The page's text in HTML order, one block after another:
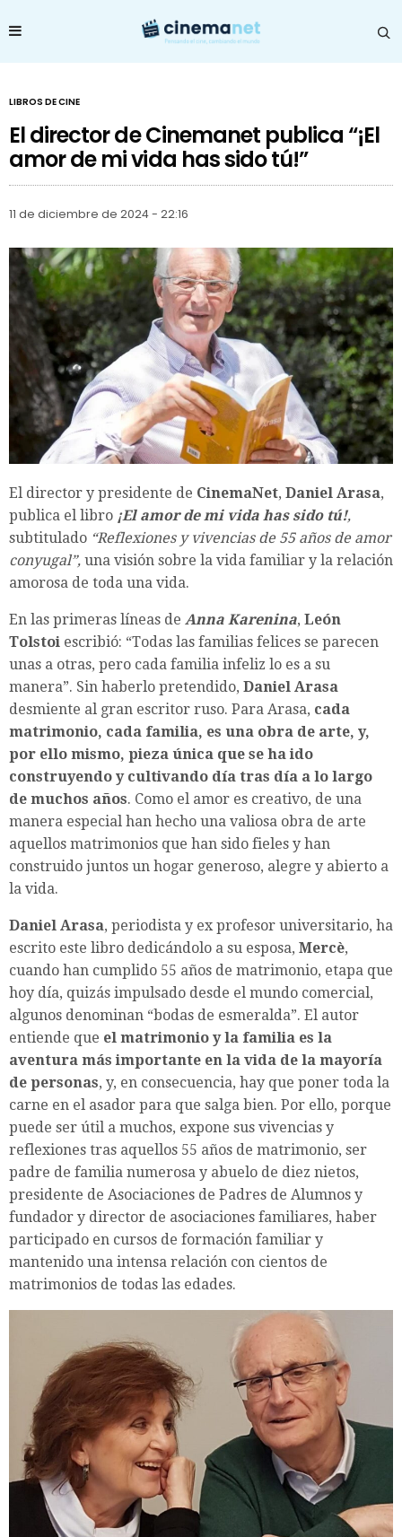
LIBROS DE CINE
El director de Cinemanet publica “¡El
amor de mi vida has sido tú!”
11 de diciembre de 2024 - 22:16
El director y presidente de CinemaNet, Daniel Arasa,
publica el libro ¡El amor de mi vida has sido tú!,
subtitulado “Reflexiones y vivencias de 55 años de amor
conyugal”, una visión sobre la vida familiar y la relación
amorosa de toda una vida.
En las primeras líneas de Anna Karenina, León
Tolstoi escribió: “Todas las familias felices se parecen
unas a otras, pero cada familia infeliz lo es a su
manera”. Sin haberlo pretendido, Daniel Arasa
desmiente al gran escritor ruso. Para Arasa, cada
matrimonio, cada familia, es una obra de arte, y,
por ello mismo, pieza única que se ha ido
construyendo y cultivando día tras día a lo largo
de muchos años. Como el amor es creativo, de una
manera especial han hecho una valiosa obra de arte
aquellos matrimonios que han sido fieles y han
construido juntos un hogar generoso, alegre y abierto a
la vida.
Daniel Arasa, periodista y ex profesor universitario, ha
escrito este libro dedicándolo a su esposa, Mercè,
cuando han cumplido 55 años de matrimonio, etapa que
hoy día, quizás impulsado desde el mundo comercial,
algunos denominan “bodas de esmeralda”. El autor
entiende que el matrimonio y la familia es la
aventura más importante en la vida de la mayoría
de personas, y, en consecuencia, hay que poner toda la
carne en el asador para que salga bien. Por ello, porque
puede ser útil a muchos, expone sus vivencias y
reflexiones tras aquellos 55 años de matrimonio, ser
padre de familia numerosa y abuelo de diez nietos,
presidente de Asociaciones de Padres de Alumnos y
fundador y director de asociaciones familiares, haber
participado en cursos de formación familiar y
mantenido una intensa relación con cientos de
matrimonios de todas las edades.